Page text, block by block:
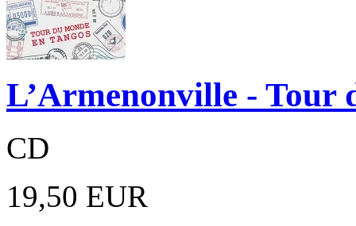
L’Armenonville - Tour
CD
19,50 EUR